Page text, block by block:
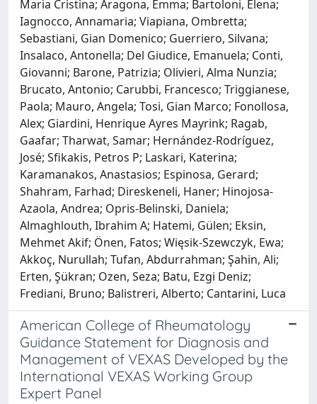
Maria Cristina; Aragona, Emma; Bartoloni, Elena;
Iagnocco, Annamaria; Viapiana, Ombretta;
Sebastiani, Gian Domenico; Guerriero, Silvana;
Insalaco, Antonella; Del Giudice, Emanuela; Conti,
Giovanni; Barone, Patrizia; Olivieri, Alma Nunzia;
Brucato, Antonio; Carubbi, Francesco; Triggianese,
Paola; Mauro, Angela; Tosi, Gian Marco; Fonollosa,
Alex; Giardini, Henrique Ayres Mayrink; Ragab,
Gaafar; Tharwat, Samar; Hernández-Rodríguez,
José; Sfikakis, Petros P; Laskari, Katerina;
Karamanakos, Anastasios; Espinosa, Gerard;
Shahram, Farhad; Direskeneli, Haner; Hinojosa-
Azaola, Andrea; Opris-Belinski, Daniela;
Almaghlouth, Ibrahim A; Hatemi, Gülen; Eksin,
Mehmet Akif; Önen, Fatos; Więsik-Szewczyk, Ewa;
Akkoç, Nurullah; Tufan, Abdurrahman; Şahin, Ali;
Erten, Şükran; Ozen, Seza; Batu, Ezgi Deniz;
Frediani, Bruno; Balistreri, Alberto; Cantarini, Luca
American College of Rheumatology
Guidance Statement for Diagnosis and
Management of VEXAS Developed by the
International VEXAS Working Group
Expert Panel